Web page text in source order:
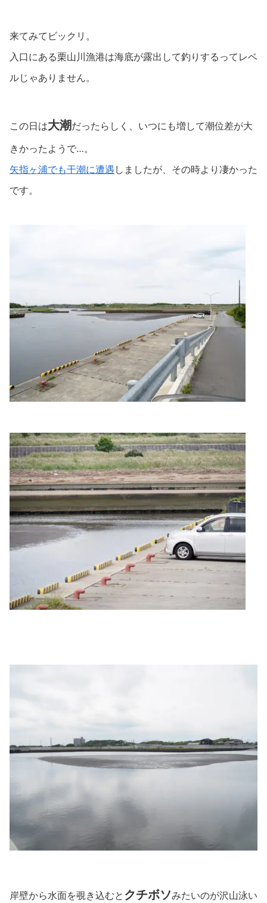
来てみてビックリ。
入口にある栗山川漁港は海底が露出して釣りするってレベ
ルじゃありません。
この日は大潮だったらしく、いつにも増して潮位差が大
きかったようで…。
矢指ヶ浦でも干潮に遭遇 しましたが、その時より凄かった
です。
岸壁から水面を覗き込むと クチボソみたいのが沢山泳い